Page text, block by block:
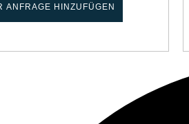
ANFRAGE HINZUFÜGEN